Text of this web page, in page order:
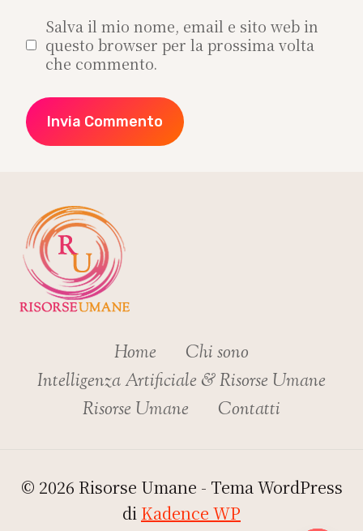
Salva il mio nome, email e sito web in
questo browser per la prossima volta
che commento.
Home
Chi sono
Intelligenza Artificiale & Risorse Umane
Risorse Umane
Contatti
© 2026 Risorse Umane - Tema WordPress
di Kadence WP